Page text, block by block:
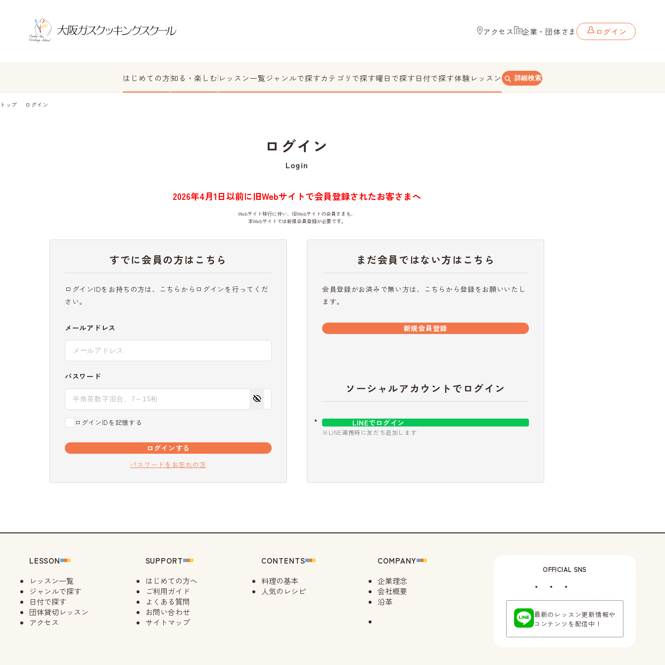
アクセス 企業・団体さま ログイン
はじめての方知る・楽しむ レッスン一覧ジャンルで探すカテゴリで探す曜日で探す日付で探す体験レッスン 詳細検索
トップ ログイン
ログイン
Login
2026年4月1日以前に旧Webサイトで会員登録されたお客さまへ
Webサイト移行に伴い、旧Webサイトの会員さまも、
本Webサイトでは新規会員登録が必要です。
すでに会員の方はこちら
ログインIDをお持ちの方は、こちらからログインを行ってくだ
さい。
メールアドレス
パスワード
ログインIDを記憶する
ログインする
パスワードをお忘れの方
まだ会員ではない方はこちら
会員登録がお済みで無い方は、こちらから登録をお願いいたし
ます。
新規会員登録
ソーシャルアカウントでログイン
LINEでログイン
※LINE連携時に友だち追加します
LESSON
レッスン一覧
ジャンルで探す
日付で探す
団体貸切レッスン
アクセス
SUPPORT
はじめての方へ
ご利用ガイド
よくある質問
お問い合わせ
サイトマップ
CONTENTS
料理の基本
人気のレシピ
COMPANY
企業理念
会社概要
沿革
OFFICIAL SNS
最新のレッスン更新情報や
コンテンツを配信中！